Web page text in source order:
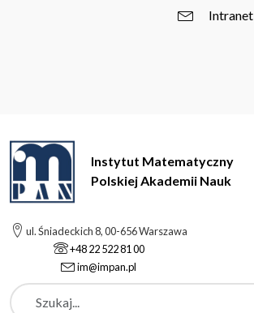
Intranet
Instytut Matematyczny
Polskiej Akademii Nauk
ul. Śniadeckich 8, 00-656 Warszawa
+48 22 522 81 00
im@impan.pl
Szukaj